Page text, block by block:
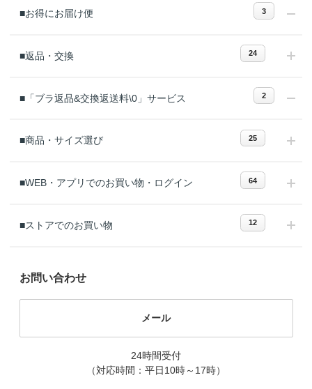
■お得にお届け便 3
■返品・交換 24
■「ブラ返品&交換返送料\0」サービス 2
■商品・サイズ選び 25
■WEB・アプリでのお買い物・ログイン 64
■ストアでのお買い物 12
お問い合わせ
メール
24時間受付
（対応時間：平日10時～17時）